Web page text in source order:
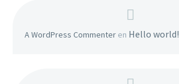
A WordPress Commenter en Hello world!